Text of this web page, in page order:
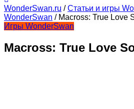
WonderSwan.ru /Статьи и игры
WonderSwan / Macross: True Love
Игры WonderSwan
Macross: True Love